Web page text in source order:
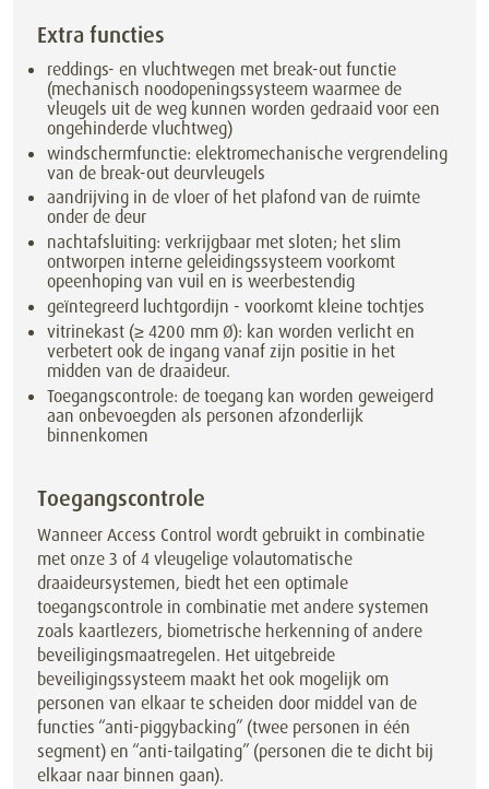
Extra functies
reddings- en vluchtwegen met break-out functie
(mechanisch noodopeningssysteem waarmee de
vleugels uit de weg kunnen worden gedraaid voor een
ongehinderde vluchtweg)
windschermfunctie: elektromechanische vergrendeling
van de break-out deurvleugels
aandrijving in de vloer of het plafond van de ruimte
onder de deur
nachtafsluiting: verkrijgbaar met sloten; het slim
ontworpen interne geleidingssysteem voorkomt
opeenhoping van vuil en is weerbestendig
geïntegreerd luchtgordijn - voorkomt kleine tochtjes
vitrinekast (≥ 4200 mm Ø): kan worden verlicht en
verbetert ook de ingang vanaf zijn positie in het
midden van de draaideur.
Toegangscontrole: de toegang kan worden geweigerd
aan onbevoegden als personen afzonderlijk
binnenkomen
Toegangscontrole
Wanneer Access Control wordt gebruikt in combinatie
met onze 3 of 4 vleugelige volautomatische
draaideursystemen, biedt het een optimale
toegangscontrole in combinatie met andere systemen
zoals kaartlezers, biometrische herkenning of andere
beveiligingsmaatregelen. Het uitgebreide
beveiligingssysteem maakt het ook mogelijk om
personen van elkaar te scheiden door middel van de
functies “anti-piggybacking” (twee personen in één
segment) en “anti-tailgating” (personen die te dicht bij
elkaar naar binnen gaan).